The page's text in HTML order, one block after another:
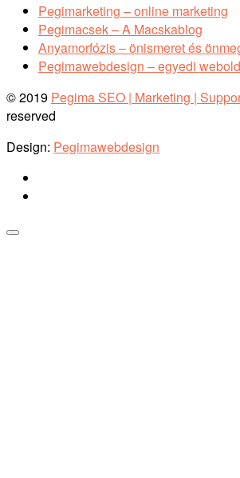
Pegimarketing – online marketing
Pegimacsek – A Macskablog
Anyamorfózis – önismeret és
Pegimawebdesign – egyedi
© 2019 Pegima SEO | Marketing |
reserved
Design: Pegimawebdesign